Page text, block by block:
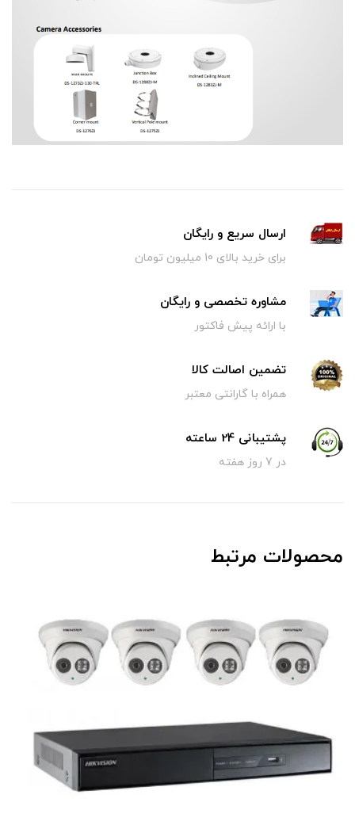
ارسال سریع و رایگان
برای خرید بالای 10 میلیون تومان
مشاوره تخصصی و رایگان
با ارائه پیش فاکتور
تضمین اصالت کالا
همراه با گارانتی معتبر
پشتیبانی 24 ساعته
در 7 روز هفته
محصولات مرتبط